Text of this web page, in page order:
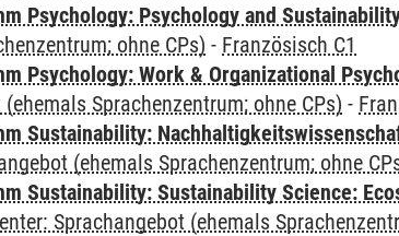
Psychology: Psychology and
ohne CPs) - Französisch C1
Psychology: Work & Organizational
Sprachenzentrum; ohne CPs) -
Sustainability:
(ehemals Sprachenzentrum; ohne
Sustainability: Sustainability Science:
Sprachangebot (ehemals